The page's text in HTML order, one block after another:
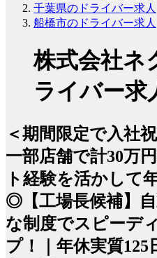
千葉県のドライバー求人
船橋市のドライバー求人
株式会社ネ
ライバー求
＜期間限定で入社
一部店舗で計30万
ト経験を活かして
◎【工場長候補】
な制度でスピーデ
プ！｜年休実質125